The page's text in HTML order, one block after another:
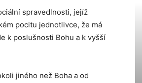
spravedlnosti, jejíž
pocitu jednotlivce, že má
k poslušnosti Bohu a k vyšší
jiného než Boha a od